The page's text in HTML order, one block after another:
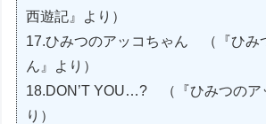
西遊記』より）
17.ひみつのアッコちゃん （『ひみ
ん』より）
18.DON’T YOU…? （『ひみつのア
り）